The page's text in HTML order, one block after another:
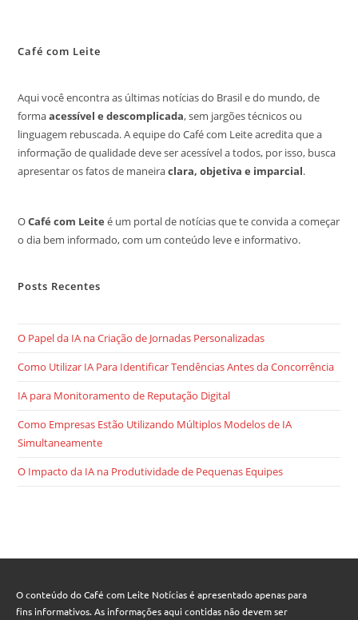
Café com Leite
Aqui você encontra as últimas notícias do Brasil e do mundo, de
formaacessível e descomplicada, sem jargões técnicos ou
linguagem rebuscada. A equipe do Café com Leite acredita que a
informação de qualidade deve ser acessível a todos, por isso, busca
apresentar os fatos de maneiraclara, objetiva e imparcial.
OCafé com Leite é um portal de notícias que te convida a começar
o dia bem informado, com um conteúdo leve e informativo.
Posts Recentes
O Papel da IA na Criação de Jornadas Personalizadas
Como Utilizar IA Para Identificar Tendências Antes da Concorrência
IA para Monitoramento de Reputação Digital
Como Empresas Estão Utilizando Múltiplos Modelos de IA
Simultaneamente
O Impacto da IA na Produtividade de Pequenas Equipes
O conteúdo do Café com Leite Notícias é apresentado apenas para
fins informativos. As informações aqui contidas não devem ser